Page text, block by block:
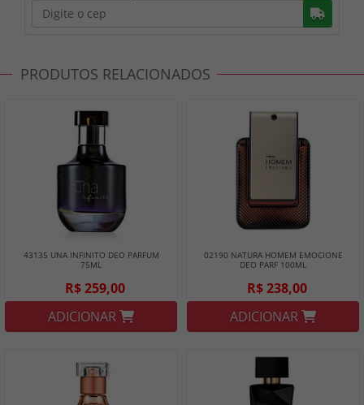
PRODUTOS RELACIONADOS
43135 UNA INFINITO DEO PARFUM
75ML
R$ 259,00
ADICIONAR
02190 NATURA HOMEM EMOCIONE
DEO PARF 100ML
R$ 238,00
ADICIONAR